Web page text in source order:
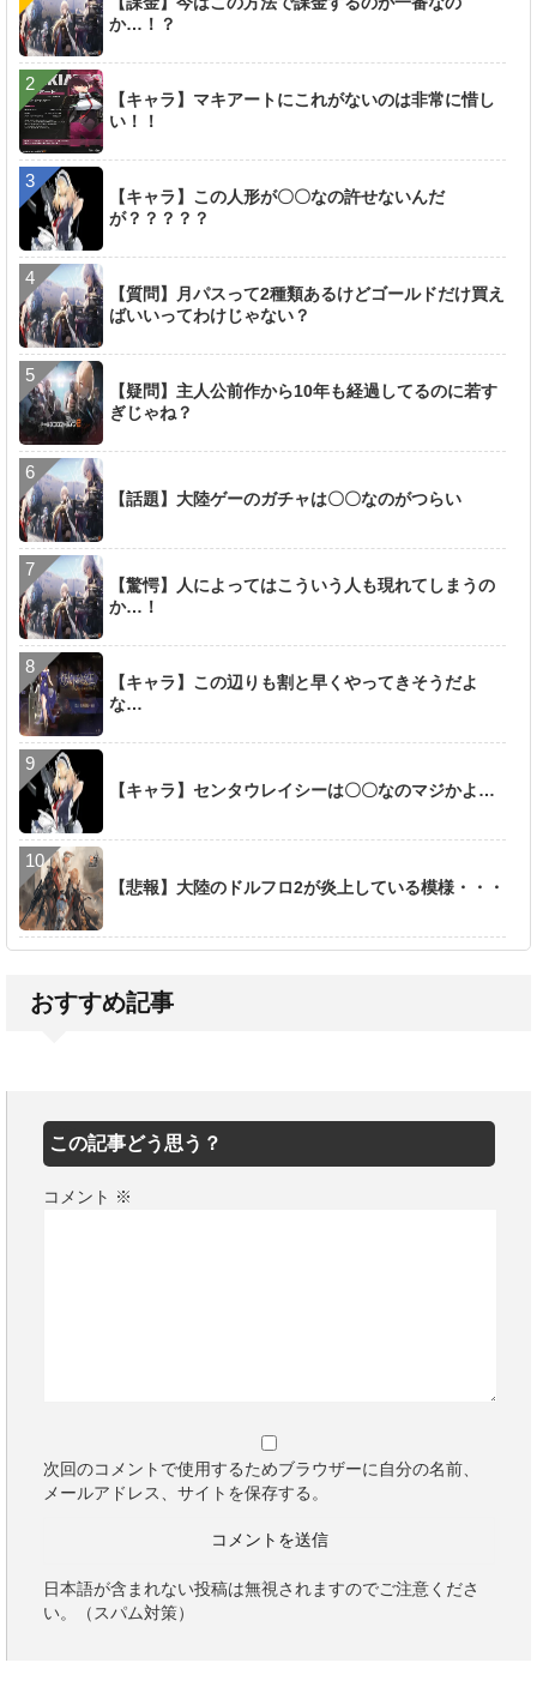
か…！？
【キャラ】マキアートにこれがないのは非常に惜し
い！！
【キャラ】この人形が〇〇なの許せないんだ
が？？？？？
【質問】月パスって2種類あるけどゴールドだけ買え
ばいいってわけじゃない？
【疑問】主人公前作から10年も経過してるのに若す
ぎじゃね？
【話題】大陸ゲーのガチャは〇〇なのがつらい
【驚愕】人によってはこういう人も現れてしまうの
か…！
【キャラ】この辺りも割と早くやってきそうだよ
な…
【キャラ】センタウレイシーは〇〇なのマジかよ…
【悲報】大陸のドルフロ2が炎上している模様・・・
おすすめ記事
この記事どう思う？
コメント ※
次回のコメントで使用するためブラウザーに自分の名前、
メールアドレス、サイトを保存する。
日本語が含まれない投稿は無視されますのでご注意くださ
い。（スパム対策）